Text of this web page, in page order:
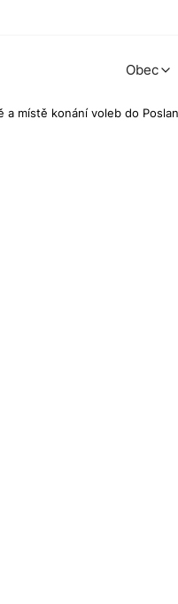
Obec
a místě konání voleb do